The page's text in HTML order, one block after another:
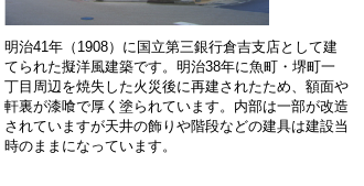
明治41年（1908）に国立第三銀行倉吉支店として建
てられた擬洋風建築です。明治38年に魚町・堺町一
丁目周辺を焼失した火災後に再建されたため、額面や
軒裏が漆喰で厚く塗られています。内部は一部が改造
されていますが天井の飾りや階段などの建具は建設当
時のままになっています。